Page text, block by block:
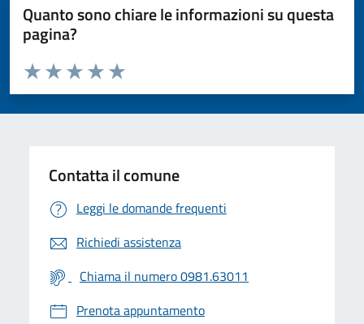
Quanto sono chiare le informazioni su questa
pagina?
Valuta da 1 a 5 stelle la pagina
Valuta 5 stelle su 5
Valuta 4 stelle su 5
Valuta 3 stelle su 5
Valuta 2 stelle su 5
Valuta 1 stelle su 5
Contatta il comune
Leggi le domande frequenti
Richiedi assistenza
Chiama il numero 0981.63011
Prenota appuntamento